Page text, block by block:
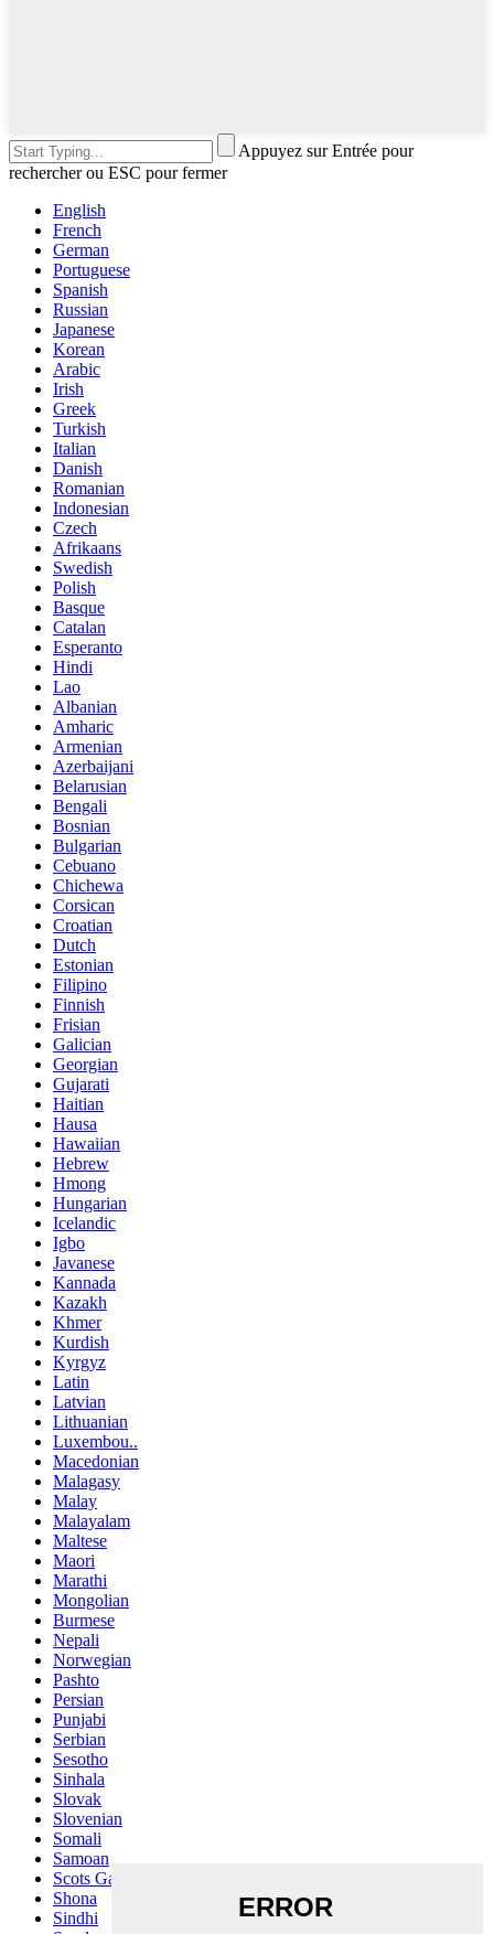
Appuyez sur Entrée pour
rechercher ou ESC pour fermer
English
French
German
Portuguese
Spanish
Russian
Japanese
Korean
Arabic
Irish
Greek
Turkish
Italian
Danish
Romanian
Indonesian
Czech
Afrikaans
Swedish
Polish
Basque
Catalan
Esperanto
Hindi
Lao
Albanian
Amharic
Armenian
Azerbaijani
Belarusian
Bengali
Bosnian
Bulgarian
Cebuano
Chichewa
Corsican
Croatian
Dutch
Estonian
Filipino
Finnish
Frisian
Galician
Georgian
Gujarati
Haitian
Hausa
Hawaiian
Hebrew
Hmong
Hungarian
Icelandic
Igbo
Javanese
Kannada
Kazakh
Khmer
Kurdish
Kyrgyz
Latin
Latvian
Lithuanian
Luxembou..
Macedonian
Malagasy
Malay
Malayalam
Maltese
Maori
Marathi
Mongolian
Burmese
Nepali
Norwegian
Pashto
Persian
Punjabi
Serbian
Sesotho
Sinhala
Slovak
Slovenian
Somali
Samoan
Scots Gaelic
Shona
Sindhi